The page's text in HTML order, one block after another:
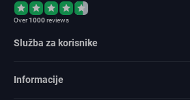
Over1000reviews
Služba za korisnike
Informacije